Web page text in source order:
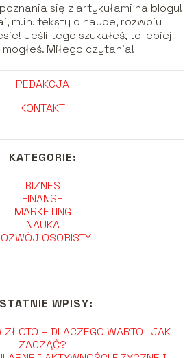
się z artykułami na blogu!
m.in. teksty o nauce, rozwoju
Jeśli tego szukałeś, to lepiej
Miłego czytania!
REDAKCJA
KONTAKT
KATEGORIE:
BIZNES
FINANSE
MARKETING
NAUKA
OSOBISTY
WPISY:
ZŁOTO – DLACZEGO WARTO I JAK
ZACZĄĆ?